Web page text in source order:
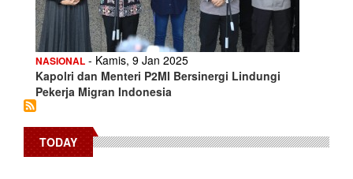
NASIONAL - Kamis, 9 Jan 2025
Kapolri dan Menteri P2MI Bersinergi Lindungi
Pekerja Migran Indonesia
TODAY